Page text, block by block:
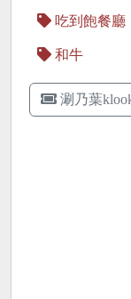
吃到飽餐廳
和牛
涮乃葉